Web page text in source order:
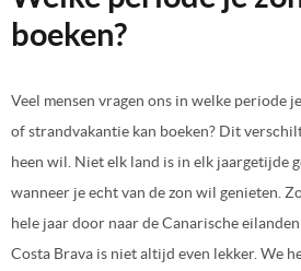
boeken?
Veel mensen vragen ons in welke periode
of strandvakantie kan boeken? Dit
heen wil. Niet elk land is in elk jaargetijde
wanneer je echt van de zon wil genieten.
hele jaar door naar de Canarische
Costa Brava is niet altijd even lekker. We